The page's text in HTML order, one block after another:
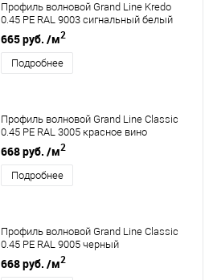
Профиль волновой Grand Line Kredo
0.45 PE RAL 9003 сигнальный белый
665 руб. /м2
Подробнее
Профиль волновой Grand Line Classic
0.45 PE RAL 3005 красное вино
668 руб. /м2
Подробнее
Профиль волновой Grand Line Classic
0.45 PE RAL 9005 черный
668 руб. /м2